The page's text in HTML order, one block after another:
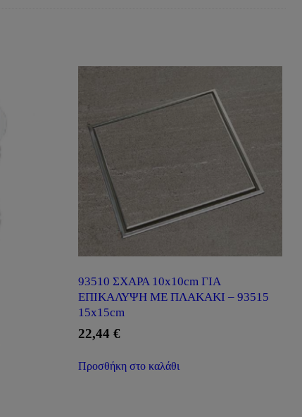
93510 ΣΧΑΡΑ 10x10cm ΓΙΑ
ΕΠΙΚΑΛΥΨΗ ΜΕ ΠΛΑΚΑΚΙ – 93515
15x15cm
22,44€
Προσθήκη στο καλάθι